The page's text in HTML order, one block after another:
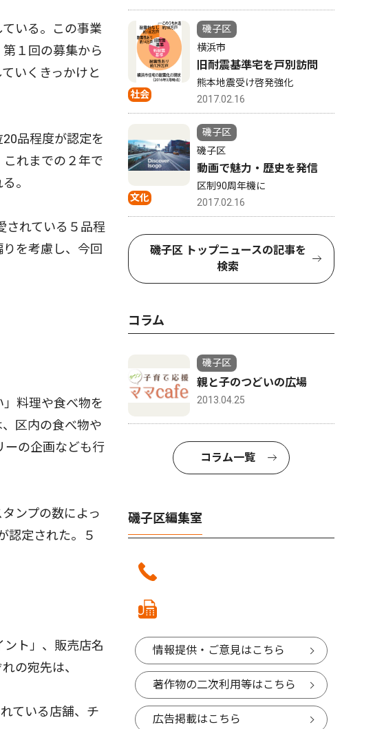
いる。この事業
１回の募集から
いくきっかけと
品程度が認定を
れまでの２年で
。
されている５品程
を考慮し、今回
料理や食べ物を
区内の食べ物や
ーの企画なども行
ンプの数によっ
認定された。５
ト」、販売店名
の宛先は、
ている店舗、チ
社会
磯子区
横浜市
旧耐震基準宅を戸別訪問
熊本地震受け啓発強化
2017.02.16
文化
磯子区
磯子区
動画で魅力・歴史を発信
区制90周年機に
2017.02.16
磯子区 トップニュースの記事を
検索
コラム
磯子区
親と子のつどいの広場
2013.04.25
コラム一覧
磯子区編集室
情報提供・ご意見はこちら
著作物の二次利用等はこちら
広告掲載はこちら